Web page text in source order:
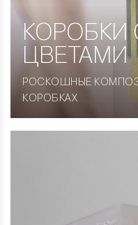
КОРОБКИ
ЦВЕТАМИ
РОСКОШНЫЕ
КОРОБКАХ